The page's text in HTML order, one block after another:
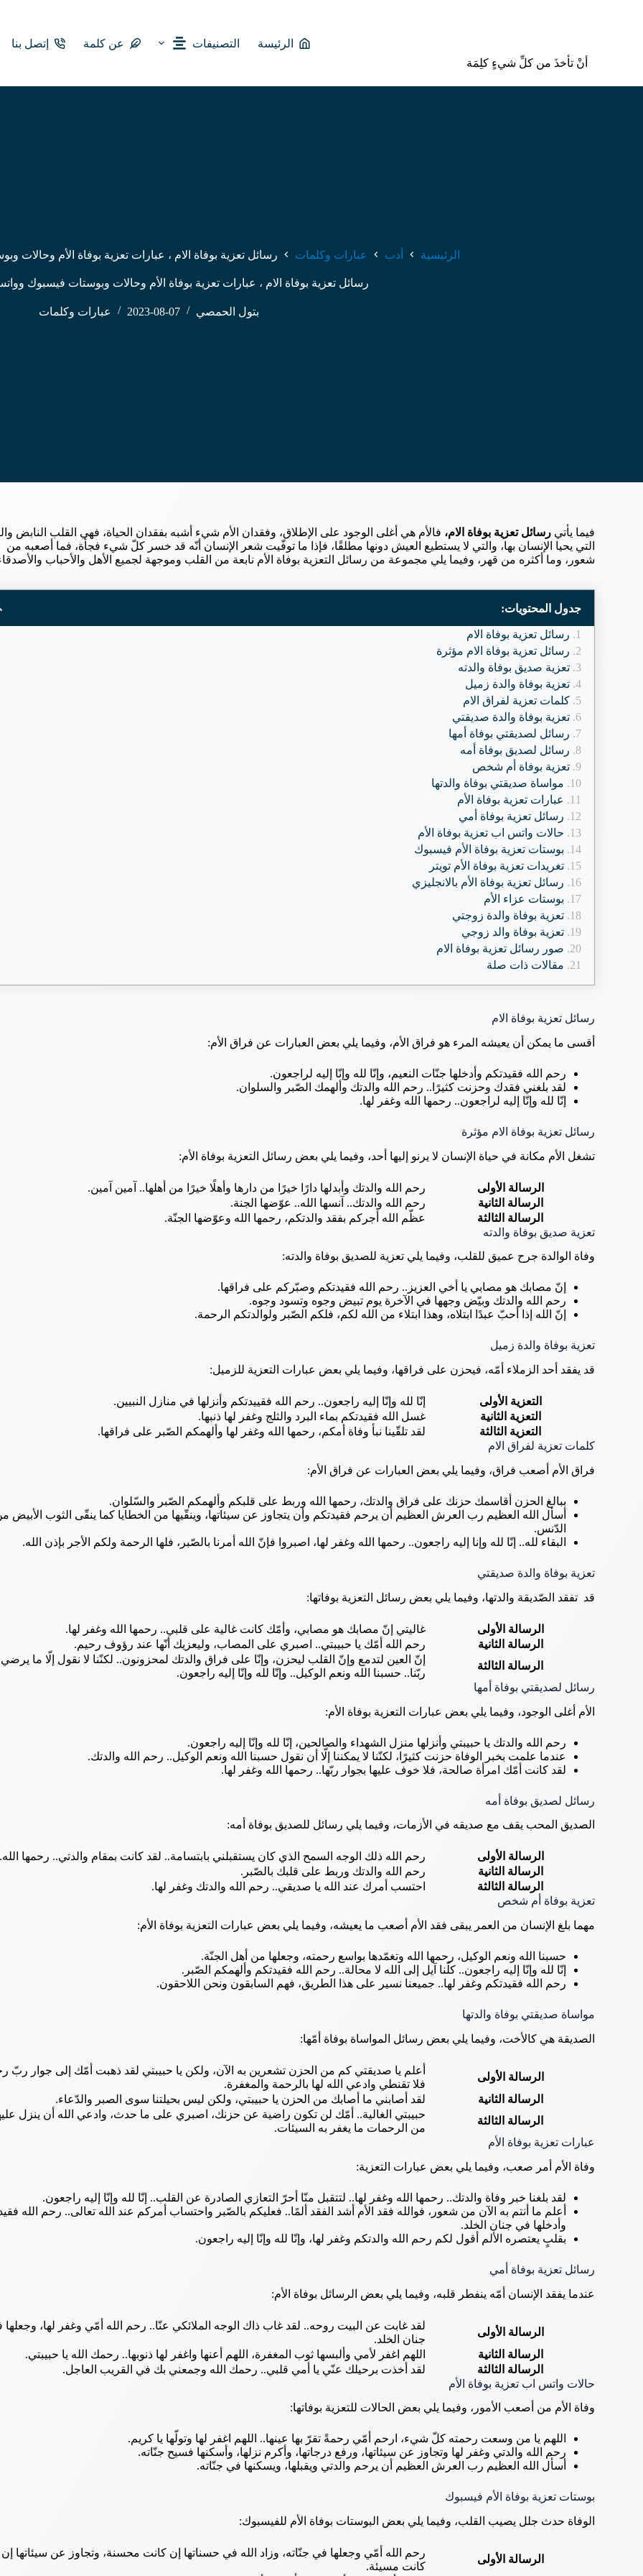
أنْ تأخذَ من كلِّ شيءٍ كلِمَة
الرئيسة التصنيفات عن كلمة إتصل بنا
الرئيسية أدب عبارات وكلمات رسائل تعزية بوفاة الام ، عبارات تعزية بوفاة الأم وحالات
رسائل تعزية بوفاة الام ، عبارات تعزية بوفاة الأم وحالات وبوستات فيسبوك
بتول الحمصي 2023-08-07 عبارات وكلمات
فيما يأتيرسائل تعزية بوفاة الام، فالأم هي أغلى الوجود على الإطلاق، وفقدان الأم شيء أشبه بفقدان الحياة، فهي القلب النابض
التي يحيا الإنسان بها، والتي لا يستطيع العيش دونها مطلقًا، فإذا ما توفّيت شعر الإنسان أنّه قد خسر كلّ شيء فجأة، فما أصعبه من
شعور، وما أكثره من قهر، وفيما يلي مجموعة من رسائل التعزية بوفاة الأم نابعة من القلب وموجهة لجميع الأهل والأحباب
جدول المحتويات:
رسائل تعزية بوفاة الام
رسائل تعزية بوفاة الام مؤثرة
تعزية صديق بوفاة والدته
تعزية بوفاة والدة زميل
كلمات تعزية لفراق الام
تعزية بوفاة والدة صديقتي
رسائل لصديقتي بوفاة أمها
رسائل لصديق بوفاة أمه
تعزية بوفاة أم شخص
مواساة صديقتي بوفاة والدتها
عبارات تعزية بوفاة الأم
رسائل تعزية بوفاة أمي
حالات واتس اب تعزية بوفاة الأم
بوستات تعزية بوفاة الأم فيسبوك
تغريدات تعزية بوفاة الأم تويتر
رسائل تعزية بوفاة الأم بالانجليزي
بوستات عزاء الأم
تعزية بوفاة والدة زوجتي
تعزية بوفاة والد زوجي
صور رسائل تعزية بوفاة الام
مقالات ذات صلة
رسائل تعزية بوفاة الام
أقسى ما يمكن أن يعيشه المرء هو فراق الأم، وفيما يلي بعض العبارات عن فراق الأم:
رحم الله فقيدتكم وأدخلها جنّات النعيم، وإنّا لله وإنّا إليه لراجعون.
لقد بلغني فقدك وحزنت كثيرًا.. رحم الله والدتك وألهمك الصّبر والسلوان.
إنّا لله وإنّا إليه لراجعون.. رحمها الله وغفر لها.
رسائل تعزية بوفاة الام مؤثرة
تشغل الأم مكانة في حياة الإنسان لا يرنو إليها أحد، وفيما يلي بعض رسائل التعزية بوفاة الأم:
الرسالة الأولى
رحم الله والدتك وأبدلها دارًا خيرًا من دارها وأهلًا خيرًا من أهلها.. آمين آمين.
الرسالة الثانية
رحم الله والدتك.. آنسها الله.. عوّضها الجنة.
الرسالة الثالثة
عظّم الله أجركم بفقد والدتكم، رحمها الله وعوّضها الجنّة.
تعزية صديق بوفاة والدته
وفاة الوالدة جرح عميق للقلب، وفيما يلي تعزية للصديق بوفاة والدته:
إنّ مصابك هو مصابي يا أخي العزيز.. رحم الله فقيدتكم وصبّركم على فراقها.
رحم الله والدتك وبيّض وجهها في الآخرة يوم تبيض وجوه وتسود وجوه.
إنّ الله إذا أحبّ عبدًا ابتلاه، وهذا ابتلاء من الله لكم، فلكم الصّبر ولوالدتكم الرحمة.
تعزية بوفاة والدة زميل
قد يفقد أحد الزملاء أمّه، فيحزن على فراقها، وفيما يلي بعض عبارات التعزية للزميل:
التعزية الأولى
إنّا لله وإنّا إليه راجعون.. رحم الله فقييدتكم وأنزلها في منازل النبيين.
التعزية الثانية
غسل الله فقيدتكم بماء البرد والثلج وغفر لها ذنبها.
التعزية الثالثة
لقد تلقّينا نبأ وفاة أمكم، رحمها الله وغفر لها وألهمكم الصّبر على فراقها.
كلمات تعزية لفراق الام
فراق الأم أصعب فراق، وفيما يلي بعض العبارات عن فراق الأم:
ببالغ الحزن أقاسمك حزنك على فراق والدتك، رحمها الله وربط على قلبكم وألهمكم الصّبر والسّلوان.
أسأل الله العظيم رب العرش العظيم أن يرحم فقيدتكم وأن يتجاوز عن سيئاتها، وينقّيها من الخطايا كما ينقّى الثوب الأبيض
الدّنس.
البقاء لله.. إنّا لله وإنا إليه راجعون.. رحمها الله وغفر لها، اصبروا فإنّ الله أمرنا بالصّبر، فلها الرحمة ولكم الأجر بإذن الله.
تعزية بوفاة والدة صديقتي
قد تفقد الصّديقة والدتها، وفيما يلي بعض رسائل التعزية بوفاتها:
الرسالة الأولى
غاليتي إنّ مصابك هو مصابي، وأمّك كانت غالية على قلبي.. رحمها الله وغفر لها.
الرسالة الثانية
رحم الله أمّك يا حبيبتي.. اصبري على المصاب، وليعزيك أنّها عند رؤوف رحيم.
الرسالة الثالثة
إنّ العين لتدمع وإنّ القلب ليحزن، وإنّا على فراق والدتك لمحزونون.. لكنّنا لا نقول إلّا ما يرضي
ربّنا.. حسبنا الله ونعم الوكيل.. وإنّا لله وإنّا إليه راجعون.
رسائل لصديقتي بوفاة أمها
الأم أغلى الوجود، وفيما يلي بعض عبارات التعزية بوفاة الأم:
رحم الله والدتك يا حبيبتي وأنزلها منزل الشهداء والصالحين، إنّا لله وإنّا إليه راجعون.
عندما علمت بخبر الوفاة حزنت كثيرًا، لكنّنا لا يمكننا إلّا أن نقول حسبنا الله ونعم الوكيل.. رحم الله والدتك.
لقد كانت أمّك امرأة صالحة، فلا خوف عليها بجوار ربّها.. رحمها الله وغفر لها.
رسائل لصديق بوفاة أمه
الصديق المحب يقف مع صديقه في الأزمات، وفيما يلي رسائل للصديق بوفاة أمه:
الرسالة الأولى
رحم الله ذلك الوجه السمح الذي كان يستقبلني بابتسامة.. لقد كانت بمقام والدتي.. رحمها
الرسالة الثانية
رحم الله والدتك وربط على قلبك بالصّبر.
الرسالة الثالثة
احتسب أمرك عند الله يا صديقي.. رحم الله والدتك وغفر لها.
تعزية بوفاة أم شخص
مهما بلغ الإنسان من العمر يبقى فقد الأم أصعب ما يعيشه، وفيما يلي بعض عبارات التعزية بوفاة الأم:
حسبنا الله ونعم الوكيل، رحمها الله وتغمّدها بواسع رحمته، وجعلها من أهل الجنّة.
إنّا لله وإنّا إليه راجعون.. كلّنا آيل إلى الله لا محالة.. رحم الله فقيدتكم وألهمكم الصّبر.
رحم الله فقيدتكم وغفر لها.. جميعنا نسير على هذا الطريق، فهم السابقون ونحن اللاحقون.
مواساة صديقتي بوفاة والدتها
الصديقة هي كالأخت، وفيما يلي بعض رسائل المواساة بوفاة أمّها:
الرسالة الأولى
أعلم يا صديقتي كم من الحزن تشعرين به الآن، ولكن يا حبيبتي لقد ذهبت أمّك إلى جوار ربّ
فلا تقنطي وادعي الله لها بالرحمة والمغفرة.
الرسالة الثانية
لقد أصابني ما أصابك من الحزن يا حبيبتي، ولكن ليس بحيلتنا سوى الصبر والدّعاء.
الرسالة الثالثة
حبيبتي الغالية.. أمّك لن تكون راضية عن حزنك، اصبري على ما حدث، وادعي الله أن ينزل
من الرحمات ما يغفر به السيئات.
عبارات تعزية بوفاة الأم
وفاة الأم أمر صعب، وفيما يلي بعض عبارات التعزية:
لقد بلغنا خبر وفاة والدتك.. رحمها الله وغفر لها.. لتتقبل منّا أحرّ التعازي الصادرة عن القلب.. إنّا لله وإنّا إليه راجعون.
أعلم ما أنتم به الآن من شعور، فوالله فقد الأم أشد الفقد ألمًا.. فعليكم بالصّبر واحتساب أمركم عند الله تعالى.. رحم الله
وأدخلها في جنان الخلد.
بقلبٍ يعتصره الألم أقول لكم رحم الله والدتكم وغفر لها، وإنّا لله وإنّا إليه راجعون.
رسائل تعزية بوفاة أمي
عندما يفقد الإنسان أمّه ينفطر قلبه، وفيما يلي بعض الرسائل بوفاة الأم:
الرسالة الأولى
لقد غابت عن البيت روحه.. لقد غاب ذاك الوجه الملائكي عنّا.. رحم الله أمّي وغفر لها،
جنان الخلد.
الرسالة الثانية
اللهم اغفر لأمي وألبسها ثوب المغفرة، اللهم أعنها واغفر لها ذنوبها.. رحمك الله يا حبيبتي.
الرسالة الثالثة
لقد أخذت برحيلك عنّي يا أمي قلبي.. رحمك الله وجمعني بك في القريب العاجل.
حالات واتس اب تعزية بوفاة الأم
وفاة الأم من أصعب الأمور، وفيما يلي بعض الحالات للتعزية بوفاتها:
اللهم يا من وسعت رحمته كلّ شيء، ارحم أمّي رحمةً تقرّ بها عينها.. اللهم اغفر لها وتولّها يا كريم.
رحم الله والدتي وغفر لها وتجاوز عن سيئاتها، ورفع درجاتها، وأكرم نزلها، وأسكنها فسيح جنّاته.
أسأل الله العظيم رب العرش العظيم أن يرحم والدتي ويقبلها، ويسكنها في جنّاته.
بوستات تعزية بوفاة الأم فيسبوك
الوفاة حدث جلل يصيب القلب، وفيما يلي بعض البوستات بوفاة الأم للفيسبوك:
الرسالة الأولى
رحم الله أمّي وجعلها في جنّاته، وزاد الله في حسناتها إن كانت محسنة، وتجاوز عن سيئاتها إن
كانت مسيئة.